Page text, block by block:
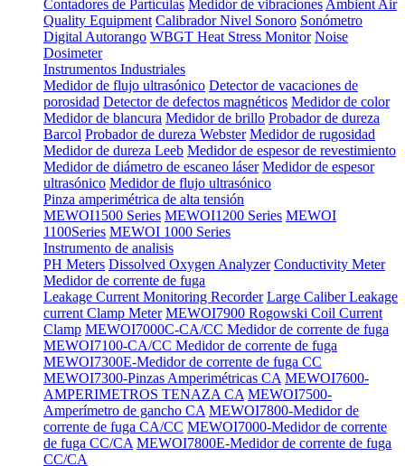
Contadores de Partículas Medidor de vibraciones Ambient Air
Quality Equipment Calibrador Nivel Sonoro Sonómetro
Digital Autorango WBGT Heat Stress Monitor Noise
Dosimeter
Instrumentos Industriales
Medidor de flujo ultrasónico Detector de vacaciones de
porosidad Detector de defectos magnéticos Medidor de color
Medidor de blancura Medidor de brillo Probador de dureza
Barcol Probador de dureza Webster Medidor de rugosidad
Medidor de dureza Leeb Medidor de espesor de revestimiento
Medidor de diámetro de escaneo láser Medidor de espesor
ultrasónico Medidor de flujo ultrasónico
Pinza amperimétrica de alta tensión
MEWOI1500 Series MEWOI1200 Series MEWOI
1100Series MEWOI 1000 Series
Instrumento de analisis
PH Meters Dissolved Oxygen Analyzer Conductivity Meter
Medidor de corrente de fuga
Leakage Current Monitoring Recorder Large Caliber Leakage
current Clamp Meter MEWOI7900 Rogowski Coil Current
Clamp MEWOI7000C-CA/CC Medidor de corrente de fuga
MEWOI7100-CA/CC Medidor de corrente de fuga
MEWOI7300E-Medidor de corrente de fuga CC
MEWOI7300-Pinzas Amperimétricas CA MEWOI7600-
AMPERIMETROS TENAZA CA MEWOI7500-
Amperímetro de gancho CA MEWOI7800-Medidor de
corrente de fuga CA/CC MEWOI7000-Medidor de corrente
de fuga CC/CA MEWOI7800E-Medidor de corrente de fuga
CC/CA